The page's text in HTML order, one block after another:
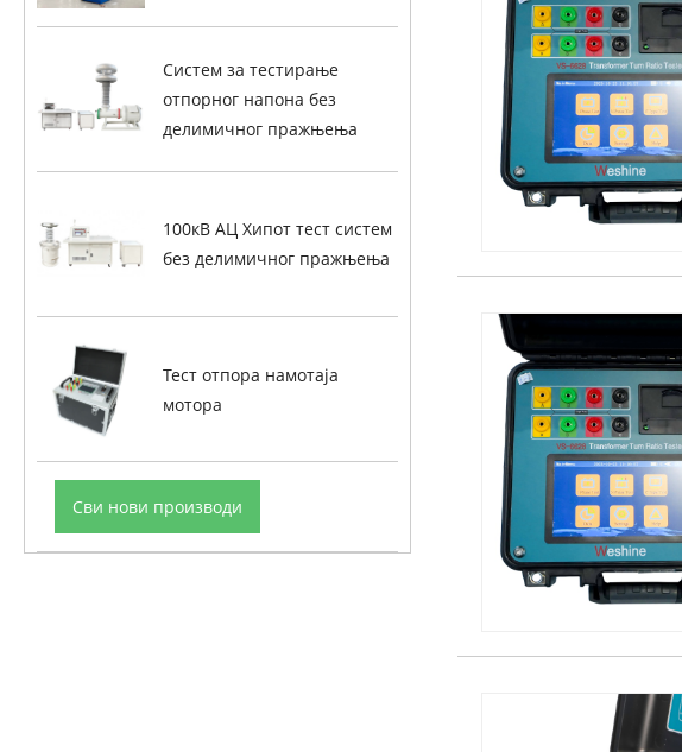
Систем за тестирање
отпорног напона без
делимичног пражњења
100кВ АЦ Хипот тест систем
без делимичног пражњења
Тест отпора намотаја
мотора
Сви нови производи